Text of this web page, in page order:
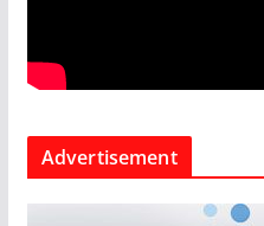
Advertisement